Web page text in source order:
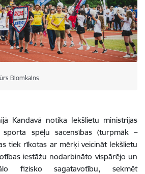
Blomkalns
Kandavā notika Iekšlietu ministrijas
spēļu sacensības (turpmāk –
tiek rīkotas ar mērķi veicināt Iekšlietu
iestāžu nodarbināto vispārējo un
fizisko sagatavotību, sekmēt